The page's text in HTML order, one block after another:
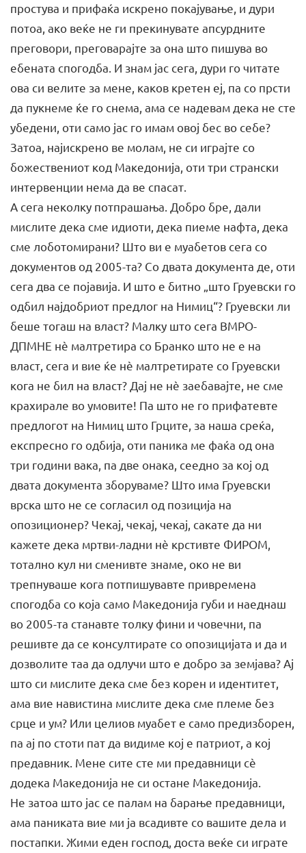
простува и прифаќа искрено покајување, и дури
потоа, ако веќе не ги прекинувате апсурдните
преговори, преговарајте за она што пишува во
ебената спогодба. И знам јас сега, дури го читате
ова си велите за мене, каков кретен еј, па со прсти
да пукнеме ќе го снема, ама се надевам дека не сте
убедени, оти само јас го имам овој бес во себе?
Затоа, најискрено ве молам, не си играјте со
божествениот код Македонија, оти три странски
интервенции нема да ве спасат.
А сега неколку потпрашања. Добро бре, дали
мислите дека сме идиоти, дека пиеме нафта, дека
сме лоботомирани? Што ви е муабетов сега со
документов од 2005-та? Со двата документа де, оти
сега два се појавија. И што е битно „што Груевски го
одбил најдобриот предлог на Нимиц“? Груевски ли
беше тогаш на власт? Малку што сега ВМРО-
ДПМНЕ нѐ малтретира со Бранко што не е на
власт, сега и вие ќе нѐ малтретирате со Груевски
кога не бил на власт? Дај не нѐ заебавајте, не сме
крахирале во умовите! Па што не го прифатевте
предлогот на Нимиц што Грците, за наша среќа,
експресно го одбија, оти паника ме фаќа од она
три години вака, па две онака, сеедно за кој од
двата документа зборуваме? Што има Груевски
врска што не се согласил од позиција на
опозиционер? Чекај, чекај, чекај, сакате да ни
кажете дека мртви-ладни нѐ крстивте ФИРОМ,
тотално кул ни сменивте знаме, око не ви
трепнуваше кога потпишувавте привремена
спогодба со која само Македонија губи и наеднаш
во 2005-та станавте толку фини и човечни, па
решивте да се консултирате со опозицијата и да и
дозволите таа да одлучи што е добро за земјава? Ај
што си мислите дека сме без корен и идентитет,
ама вие навистина мислите дека сме племе без
срце и ум? Или целиов муабет е само предизборен,
па ај по стоти пат да видиме кој е патриот, а кој
предавник. Мене сите сте ми предавници сѐ
додека Македонија не си остане Македонија.
Не затоа што јас се палам на барање предавници,
ама паниката вие ми ја всадивте со вашите дела и
постапки. Жими еден господ, доста веќе си играте